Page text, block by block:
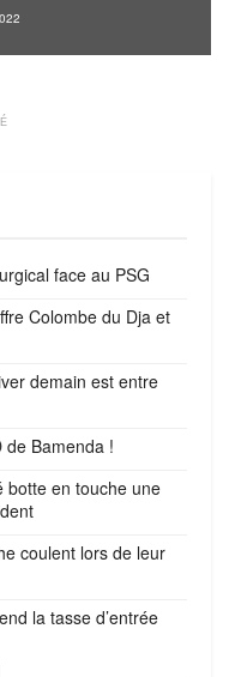
face au PSG
Colombe du Dja et
demain est entre
de Bamenda !
botte en touche une
coulent lors de leur
la tasse d’entrée